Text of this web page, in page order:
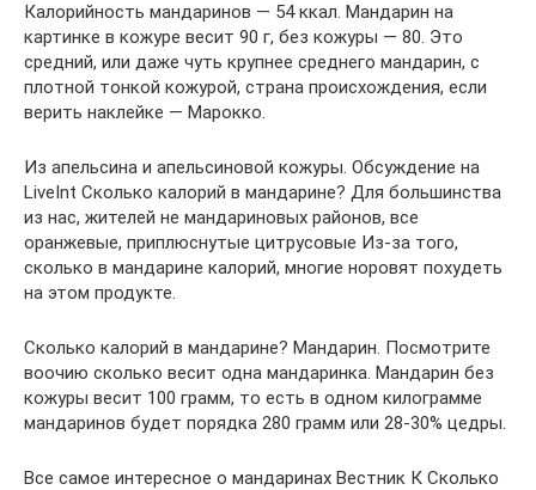
Калорийность мандаринов — 54 ккал. Мандарин на
картинке в кожуре весит 90 г, без кожуры — 80. Это
средний, или даже чуть крупнее среднего мандарин, с
плотной тонкой кожурой, страна происхождения, если
верить наклейке — Марокко.
Из апельсина и апельсиновой кожуры. Обсуждение на
LiveInt Сколько калорий в мандарине? Для большинства
из нас, жителей не мандариновых районов, все
оранжевые, приплюснутые цитрусовые Из-за того,
сколько в мандарине калорий, многие норовят похудеть
на этом продукте.
Сколько калорий в мандарине? Мандарин. Посмотрите
воочию сколько весит одна мандаринка. Мандарин без
кожуры весит 100 грамм, то есть в одном килограмме
мандаринов будет порядка 280 грамм или 28-30% цедры.
Все самое интересное о мандаринах Вестник К Сколько